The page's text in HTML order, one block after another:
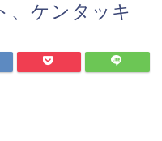
、ケンタッキ